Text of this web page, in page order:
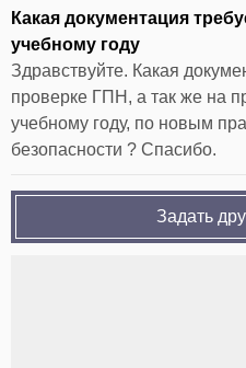
Какая документация
учебному году
Здравствуйте. Какая
проверке ГПН, а так же на
учебному году, по новым
безопасности ? Спасибо.
Задать